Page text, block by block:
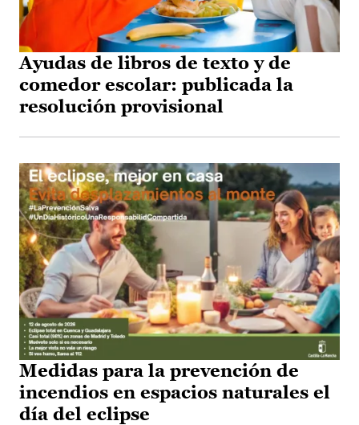
Ayudas de libros de texto y de
comedor escolar: publicada la
resolución provisional
Medidas para la prevención de
incendios en espacios naturales el
día del eclipse